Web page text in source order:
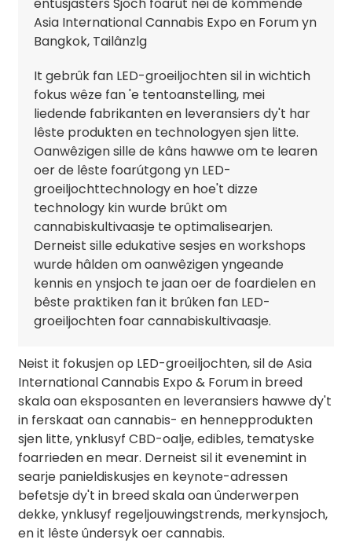
It gebrûk fan LED-groeiljochten sil in wichtich
fokus wêze fan 'e tentoanstelling, mei
liedende fabrikanten en leveransiers dy't har
lêste produkten en technologyen sjen litte.
Oanwêzigen sille de kâns hawwe om te learen
oer de lêste foarútgong yn LED-
groeiljochttechnology en hoe't dizze
technology kin wurde brûkt om
cannabiskultivaasje te optimalisearjen.
Derneist sille edukative sesjes en workshops
wurde hâlden om oanwêzigen yngeande
kennis en ynsjoch te jaan oer de foardielen en
bêste praktiken fan it brûken fan LED-
groeiljochten foar cannabiskultivaasje.
Neist it fokusjen op LED-groeiljochten, sil de Asia
International Cannabis Expo & Forum in breed
skala oan eksposanten en leveransiers hawwe dy't
in ferskaat oan cannabis- en hennepprodukten
sjen litte, ynklusyf CBD-oalje, edibles, tematyske
foarrieden en mear. Derneist sil it evenemint in
searje panieldiskusjes en keynote-adressen
befetsje dy't in breed skala oan ûnderwerpen
dekke, ynklusyf regeljouwingstrends, merkynsjoch,
en it lêste ûndersyk oer cannabis.